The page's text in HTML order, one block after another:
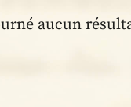
aucun